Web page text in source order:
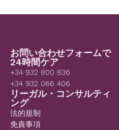
お問い合わせフォームで
24時間ケア
+34 932 800 836
+34 932 066 406
リーガル・コンサルティ
ング
法的規制
免責事項